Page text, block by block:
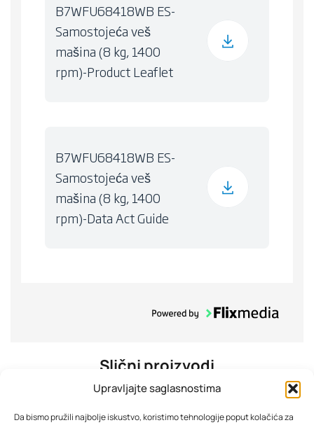
Upravljajte saglasnostima
Da bismo pružili najbolje iskustvo, koristimo tehnologije poput kolačića za
B7WFU68418WB ES-
Samostojeća veš
mašina (8 kg, 1400
rpm)-Product Leaflet
B7WFU68418WB ES-
Samostojeća veš
mašina (8 kg, 1400
rpm)-Data Act Guide
Slični proizvodi